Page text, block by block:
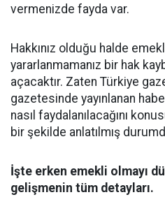
vermenizde fayda var.
Hakkınız olduğu halde
yararlanmamanız bir hak
açacaktır. Zaten Türkiye
gazetesinde yayınlanan
nasıl faydalanılacağını
bir şekilde anlatılmış
İşte erken emekli olmayı
gelişmenin tüm detayları.